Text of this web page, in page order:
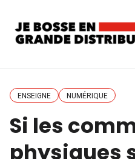
ENSEIGNE NUMÉRIQUE
Si les
physiques